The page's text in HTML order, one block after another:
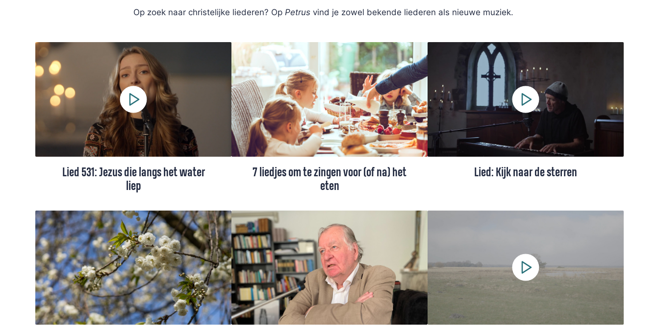
Op zoek naar christelijke liederen? Op Petrus vind je zowel bekende liederen als nieuwe muziek.
Lied 531: Jezus die langs het water
liep
LIed 531, gezongen door Eline Segers. Met
tekst, toelichting en bladmuziek.
7 liedjes om te zingen voor (of na) het
eten
Samen zingen is leuk! Ook aan tafel. Het is
een manier om samen met je kinderen even
bewust stil te staan bij het eten en God
daarvoor te danken. En daarnaast is het
ook gewoonweg gezellig. Wel zo fijn, als
de rest van de maaltijd soms wat stress
kan opleveren... In dit artikel vind je
inspiratie voor christelijke kinderliedjes om
te zingen voor (of na) het eten.
Lied: Kijk naar de sterren